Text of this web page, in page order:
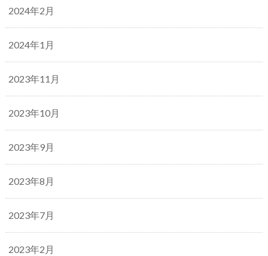
2024年2月
2024年1月
2023年11月
2023年10月
2023年9月
2023年8月
2023年7月
2023年2月